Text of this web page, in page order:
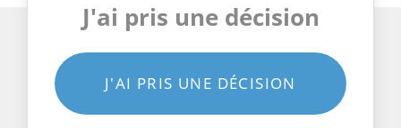
J'ai pris une décision
J'AI PRIS UNE DÉCISION